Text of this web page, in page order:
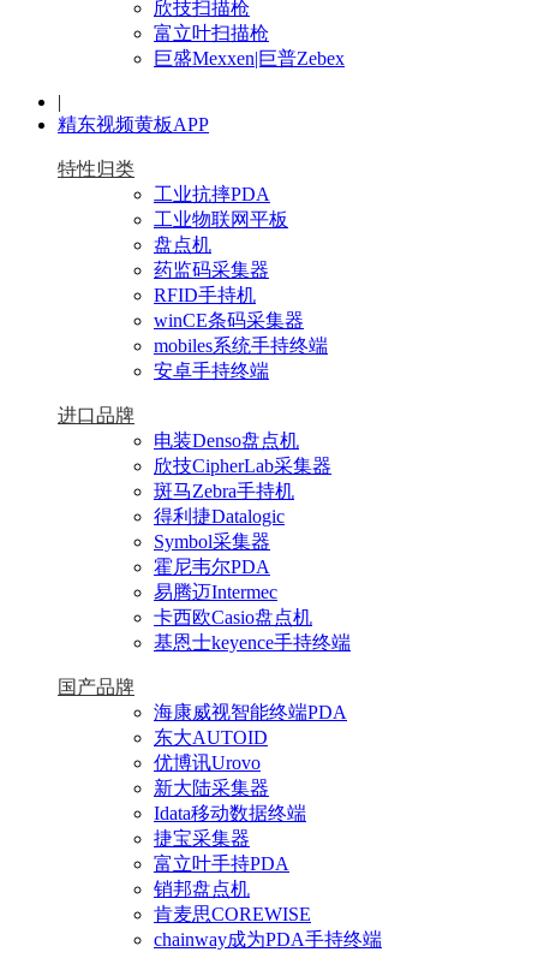
欣技扫描枪
富立叶扫描枪
巨盛Mexxen|巨普Zebex
|
精东视频黄板APP
特性归类
工业抗摔PDA
工业物联网平板
盘点机
药监码采集器
RFID手持机
winCE条码采集器
mobiles系统手持终端
安卓手持终端
进口品牌
电装Denso盘点机
欣技CipherLab采集器
斑马Zebra手持机
得利捷Datalogic
Symbol采集器
霍尼韦尔PDA
易腾迈Intermec
卡西欧Casio盘点机
基恩士keyence手持终端
国产品牌
海康威视智能终端PDA
东大AUTOID
优博讯Urovo
新大陆采集器
Idata移动数据终端
捷宝采集器
富立叶手持PDA
销邦盘点机
肯麦思COREWISE
chainway成为PDA手持终端